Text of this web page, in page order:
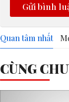
Gửi bình
Quan tâm nhất
CÙNG